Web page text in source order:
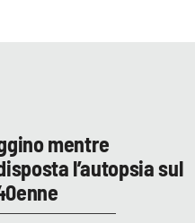
mentre
l’autopsia sul